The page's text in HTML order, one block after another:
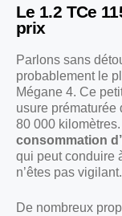
Le 1.2 TCe
prix
Parlons sans
probablement le
Mégane 4. Ce
usure prématurée
80 000
consommation
qui peut conduire
n’êtes pas vigilant.
De nombreux